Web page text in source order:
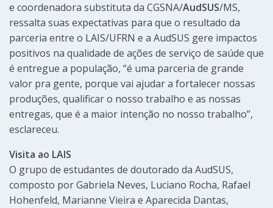
e coordenadora substituta da CGSNA/AudSUS/MS,
ressalta suas expectativas para que o resultado da
parceria entre o LAIS/UFRN e a AudSUS gere impactos
positivos na qualidade de ações de serviço de saúde que
é entregue a população, “é uma parceria de grande
valor pra gente, porque vai ajudar a fortalecer nossas
produções, qualificar o nosso trabalho e as nossas
entregas, que é a maior intenção no nosso trabalho”,
esclareceu.
Visita ao LAIS
O grupo de estudantes de doutorado da AudSUS,
composto por Gabriela Neves, Luciano Rocha, Rafael
Hohenfeld, Marianne Vieira e Aparecida Dantas,